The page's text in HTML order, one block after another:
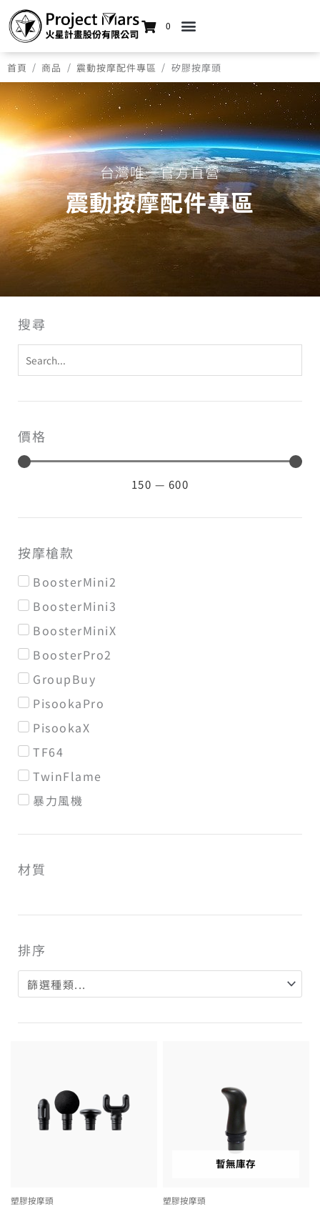
0
首頁 / 商品 / 震動按摩配件專區 / 矽膠按摩頭
台灣唯一官方直營
震動按摩配件專區
搜尋
價格
150 — 600
按摩槍款
BoosterMini2
BoosterMini3
BoosterMiniX
BoosterPro2
GroupBuy
PisookaPro
PisookaX
TF64
TwinFlame
暴力風機
材質
排序
塑膠按摩頭
暫無庫存
塑膠按摩頭